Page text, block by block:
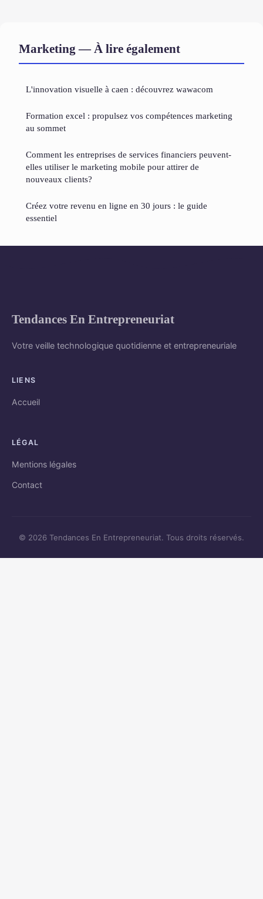
Marketing — À lire également
L'innovation visuelle à caen : découvrez wawacom
Formation excel : propulsez vos compétences marketing
au sommet
Comment les entreprises de services financiers peuvent-
elles utiliser le marketing mobile pour attirer de
nouveaux clients?
Créez votre revenu en ligne en 30 jours : le guide
essentiel
Tendances En Entrepreneuriat
Votre veille technologique quotidienne et entrepreneuriale
LIENS
Accueil
LÉGAL
Mentions légales
Contact
© 2026 Tendances En Entrepreneuriat. Tous droits réservés.